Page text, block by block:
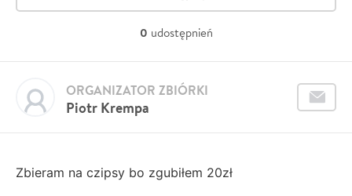
0 udostępnień
Piotr Krempa
ORGANIZATOR ZBIÓRKI
Zbieram na czipsy bo zgubiłem 20zł